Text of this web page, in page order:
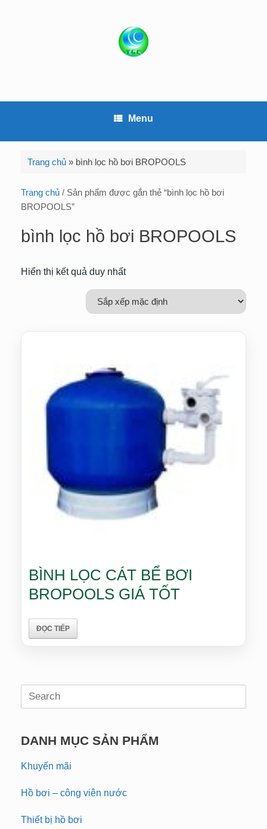
Menu
Trang chủ » bình lọc hồ bơi BROPOOLS
Trang chủ / Sản phẩm được gắn thẻ “bình lọc hồ bơi
BROPOOLS”
bình lọc hồ bơi BROPOOLS
Hiển thị kết quả duy nhất
BÌNH LỌC CÁT BỂ BƠI
BROPOOLS GIÁ TỐT
ĐỌC TIẾP
Search
DANH MỤC SẢN PHẨM
Khuyến mãi
Hồ bơi – công viên nước
Thiết bị hồ bơi